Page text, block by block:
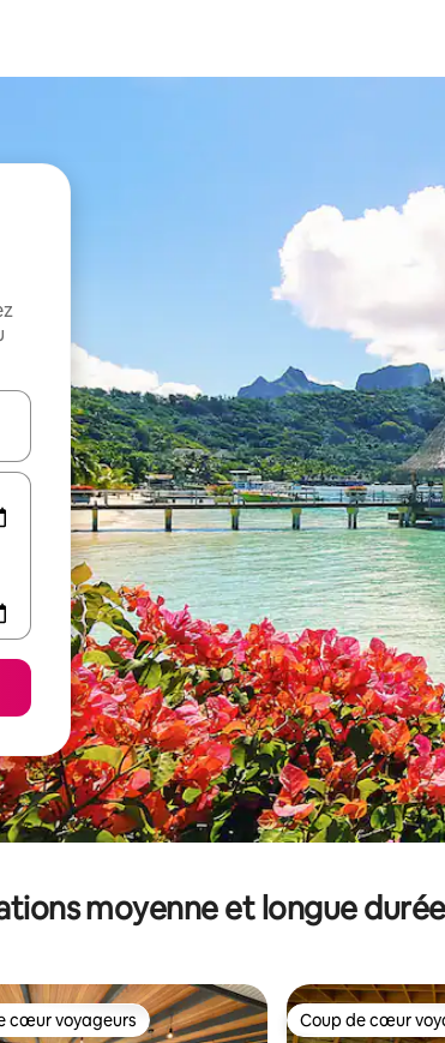
vers le haut et vers le bas pour les parcourir ou en
moyenne et longue
cœur voyageurs
cœur voyageurs Coup de cœur
Coup de cœur